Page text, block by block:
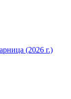
(2026 г.)